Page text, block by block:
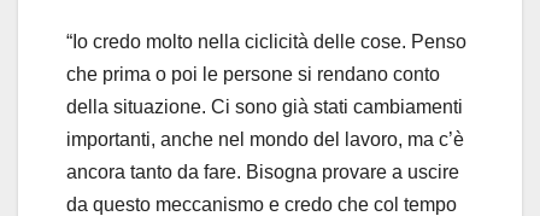
“Io credo molto nella ciclicità delle cose. Penso
che prima o poi le persone si rendano conto
della situazione. Ci sono già stati cambiamenti
importanti, anche nel mondo del lavoro, ma c’è
ancora tanto da fare. Bisogna provare a uscire
da questo meccanismo e credo che col tempo